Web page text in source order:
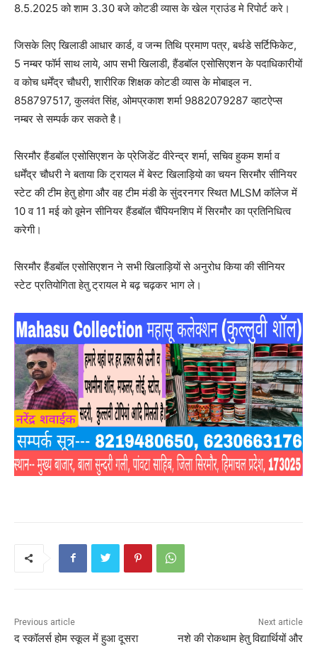
8.5.2025 को शाम 3.30 बजे कोटडी व्यास के खेल ग्राउंड मे रिपोर्ट करे।
जिसके लिए खिलाडी आधार कार्ड, व जन्म तिथि प्रमाण पत्र, बर्थडे सर्टिफिकेट,
5 नम्बर फॉर्म साथ लाये, आप सभी खिलाडी, हैंडबॉल एसोसिएशन के पदाधिकारीयों
व कोच धर्मेंद्र चौधरी, शारीरिक शिक्षक कोटडी व्यास के मोबाइल न.
858797517, कुलवंत सिंह, ओमप्रकाश शर्मा 9882079287 व्हाटऐप्स
नम्बर से सम्पर्क कर सकते है।
सिरमौर हैंडबॉल एसोसिएशन के प्रेजिडेंट वीरेन्द्र शर्मा, सचिव हुकम शर्मा व
धर्मेंद्र चौधरी ने बताया कि ट्रायल में बेस्ट खिलाड़ियो का चयन सिरमौर सीनियर
स्टेट की टीम हेतु होगा और वह टीम मंडी के सुंदरनगर स्थित MLSM कॉलेज में
10 व 11 मई को वूमेन सीनियर हैंडबॉल चैंपियनशिप में सिरमौर का प्रतिनिधित्व
करेगी।
सिरमौर हैंडबॉल एसोसिएशन ने सभी खिलाड़ियों से अनुरोध किया की सीनियर
स्टेट प्रतियोगिता हेतु ट्रायल मे बढ़ चढ़कर भाग ले।
Previous article
द स्कॉलर्स होम स्कूल में हुआ दूसरा
Next article
नशे की रोकथाम हेतु विद्यार्थियों और